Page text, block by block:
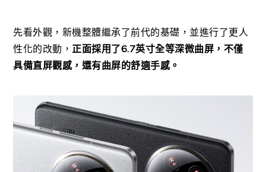
先看外觀，新機整體繼承了前代的基礎，並進行了更人
性化的改動， 正面採用了6.7英寸全等深微曲屏，不僅
具備直屏觀感，還有曲屏的舒適手感。